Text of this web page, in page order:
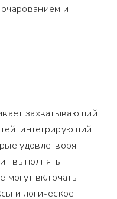
и
захватывающий
интегрирующий
удовлетворят
выполнять
могут включать
и логическое